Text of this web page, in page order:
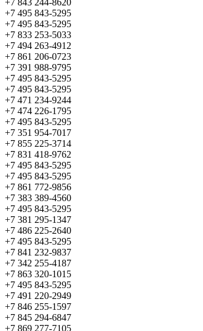
+7 843 244-8620
+7 495 843-5295
+7 495 843-5295
+7 833 253-5033
+7 494 263-4912
+7 861 206-0723
+7 391 988-9795
+7 495 843-5295
+7 495 843-5295
+7 471 234-9244
+7 474 226-1795
+7 495 843-5295
+7 351 954-7017
+7 855 225-3714
+7 831 418-9762
+7 495 843-5295
+7 495 843-5295
+7 861 772-9856
+7 383 389-4560
+7 495 843-5295
+7 381 295-1347
+7 486 225-2640
+7 495 843-5295
+7 841 232-9837
+7 342 255-4187
+7 863 320-1015
+7 495 843-5295
+7 491 220-2949
+7 846 255-1597
+7 845 294-6847
+7 869 277-7105